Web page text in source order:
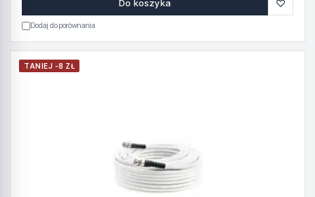
Do koszyka ♡
Dodaj do porównania
TANIEJ -8 ZŁ